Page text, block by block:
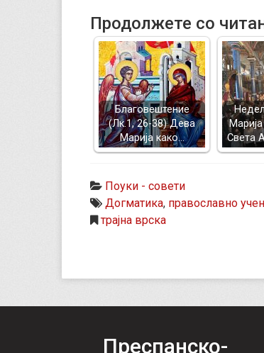
Продолжете со
Благовештение
(Лк.1, 26-38) Дева
Марија како…
Света
Поуки - совети
Догматика, православно
трајна врска
Преспанско-